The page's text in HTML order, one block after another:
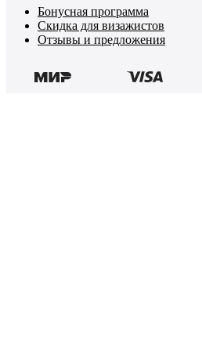
Бонусная программа
Скидка для визажистов
Отзывы и предложения